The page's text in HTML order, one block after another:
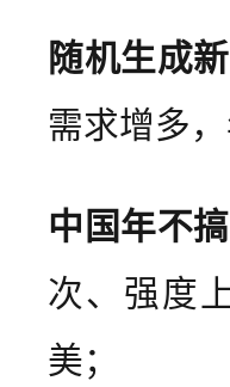
随机生成
需求增多
中国年不
次、强度
美；